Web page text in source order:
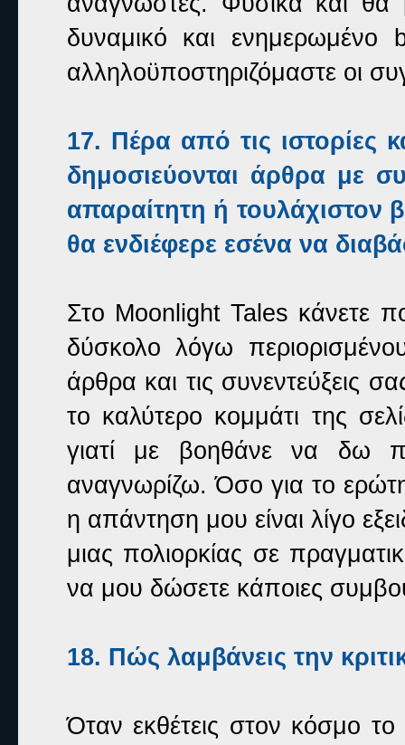
δυναμικό και ενημερωμένο
αλληλοϋποστηριζόμαστε οι
17. Πέρα από τις ιστορίες
δημοσιεύονται άρθρα με
απαραίτητη ή τουλάχιστον
θα ενδιέφερε εσένα να
Στο Moonlight Tales κάνετε
δύσκολο λόγω
άρθρα και τις συνεντεύξεις
το καλύτερο κομμάτι της
γιατί με βοηθάνε να δω
αναγνωρίζω. Όσο για το
η απάντηση μου είναι λίγο
μιας πολιορκίας σε
να μου δώσετε κάποιες
18. Πώς λαμβάνεις την
Όταν εκθέτεις στον κόσμο